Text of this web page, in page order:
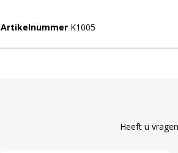
Artikelnummer K1005
Heeft u